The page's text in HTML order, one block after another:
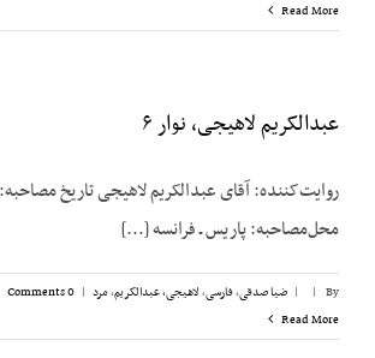
Read More
عبدالکریم لاهیجی، نوار ۶
محل‌مصاحبه: پاریس ـ فرانسه [...]
By
|
| ضیا صدقی,فارسی,لاهیجی، عبدالکریم,مرد |
0 Comments
Read More